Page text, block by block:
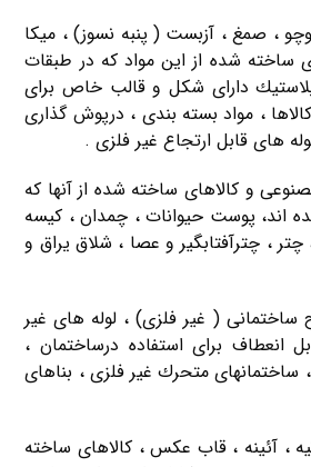
كائوچو ، صمغ ، آزبست ( پنبه نسوز) ، میكا
شده از این مواد كه در طبقات
دارای شكل و قالب خاص برای
، مواد بسته بندی ، درپوش گذاری
های قابل ارتجاع غیر فلزی .
مصنوعی و كالاهای ساخته شده از آنها كه
اند، پوست حیوانات ، چمدان ، كیسه
، چترآفتابگیر و عصا ، شلاق یراق و
ساختمانی ( غیر فلزی) ، لوله های غیر
برای استفاده درساختمان ،
ساختمانهای متحرك غیر فلزی ، بناهای
اثاثیه ، آئینه ، قاب عكس ، كالاهای ساخته